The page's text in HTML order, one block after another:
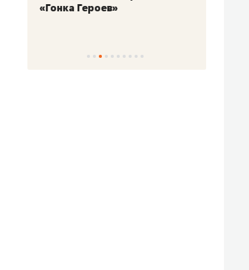
«Гонка Героев»